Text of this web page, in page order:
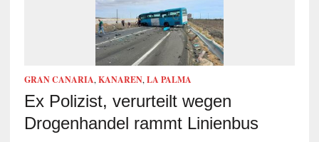
GRAN CANARIA, KANAREN, LA PALMA
Ex Polizist, verurteilt wegen
Drogenhandel rammt Linienbus